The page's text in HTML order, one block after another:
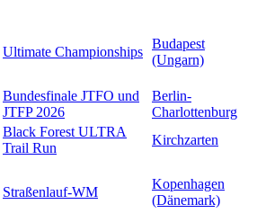
Ultimate Championships
Budapest
(Ungarn)
Bundesfinale JTFO und
JTFP 2026
Berlin-
Charlottenburg
Black Forest ULTRA
Trail Run
Kirchzarten
Straßenlauf-WM
Kopenhagen
(Dänemark)